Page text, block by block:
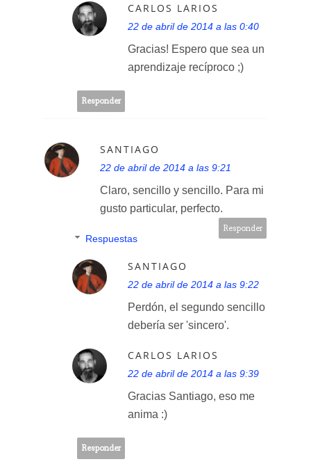
CARLOS LARIOS
22 de abril de 2014 a las 0:40
Gracias! Espero que sea un
aprendizaje recíproco ;)
Responder
SANTIAGO
22 de abril de 2014 a las 9:21
Claro, sencillo y sencillo. Para mi
gusto particular, perfecto.
Responder
Respuestas
SANTIAGO
22 de abril de 2014 a las 9:22
Perdón, el segundo sencillo
debería ser 'sincero'.
CARLOS LARIOS
22 de abril de 2014 a las 9:39
Gracias Santiago, eso me
anima :)
Responder